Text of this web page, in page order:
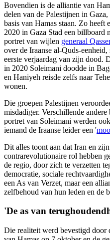
Bovendien is de alliantie van
delen van de Palestijnen in
basis van Hamas staan. Zo heeft
2020 in Gaza Stad een billboard
portret van wijlen generaal
over de Iraanse al-Quds-
eerste verjaardag van zijn dood.
in 2020 Soleimani doodde in
en Haniyeh reisde zelfs naar
wonen.
Die groepen Palestijnen
misdadiger. Verschillende
portret van Soleimani werden
iemand de Iraanse leider een '
Dit alles toont aan dat Iran en
contrarevolutionaire rol hebben
de regio, door zich te verzetten
democratie, sociale
een As van Verzet, maar een
zelfbehoud van hun leden en de
'De as van
Die realiteit werd bevestigd door